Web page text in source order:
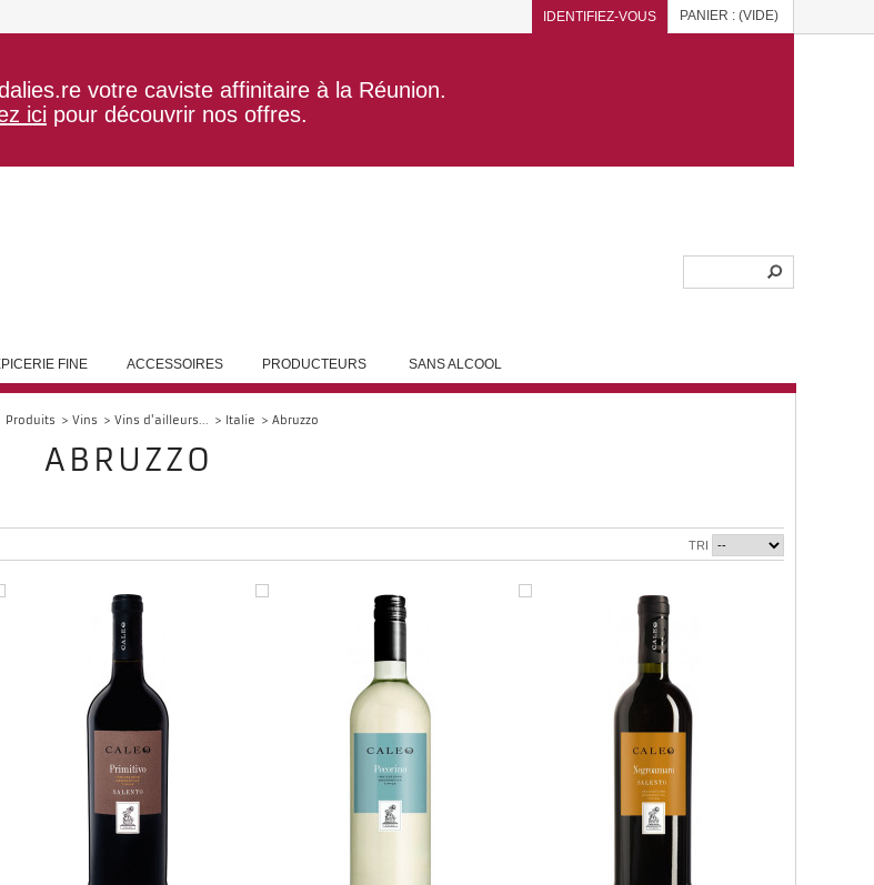
IDENTIFIEZ-VOUS PANIER : (VIDE)
votre caviste affinitaire à la Réunion.
ici pour découvrir nos offres.
FINE ACCESSOIRES PRODUCTEURS SANS ALCOOL
Produits > Vins > Vins d'ailleurs... > Italie > Abruzzo
ABRUZZO
TRI